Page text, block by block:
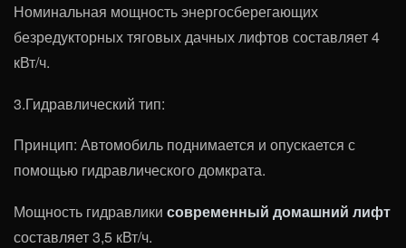
Номинальная мощность энергосберегающих
безредукторных тяговых дачных лифтов составляет 4
кВт/ч.
3.Гидравлический тип:
Принцип: Автомобиль поднимается и опускается с
помощью гидравлического домкрата.
Мощность гидравлики современный домашний лифт
составляет 3,5 кВт/ч.